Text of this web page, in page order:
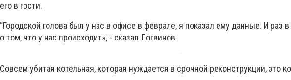
его в гости.
“Городской голова был у нас в офисе в феврале, я показал ему данные. И раз
о том, что у нас происходит», - сказал Логвинов.
Совсем убитая котельная, которая нуждается в срочной реконструкции, это